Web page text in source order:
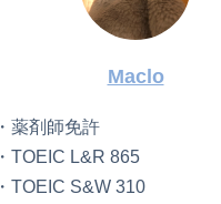
Maclo
・薬剤師免許
・TOEIC L&R 865
・TOEIC S&W 310